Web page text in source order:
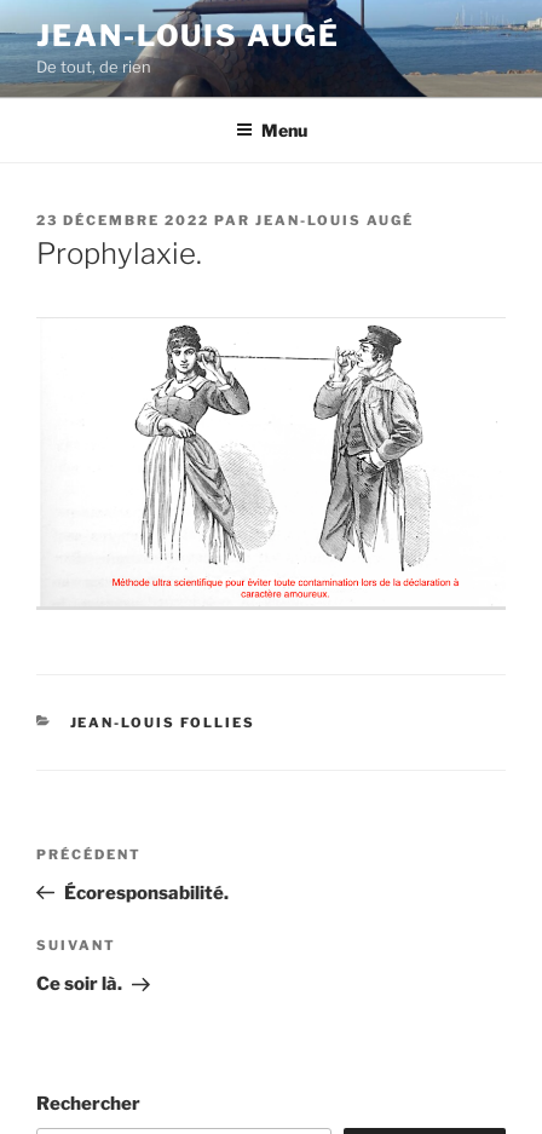
au
contenu
principal
JEAN-LOUIS AUGÉ
De tout, de rien
Menu
PUBLIÉ
LE
23 DÉCEMBRE 2022 PAR JEAN-LOUIS AUGÉ
Prophylaxie.
CATÉGORIES
JEAN-LOUIS FOLLIES
Navigation
l’article
Article
précédent
PRÉCÉDENT
Écoresponsabilité.
Article
suivant
SUIVANT
Ce soir là.
Rechercher